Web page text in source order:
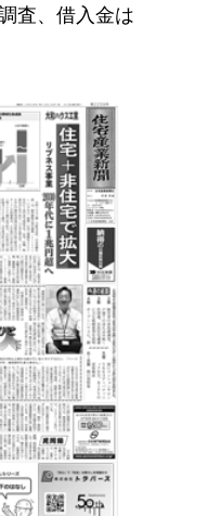
査、借入金は